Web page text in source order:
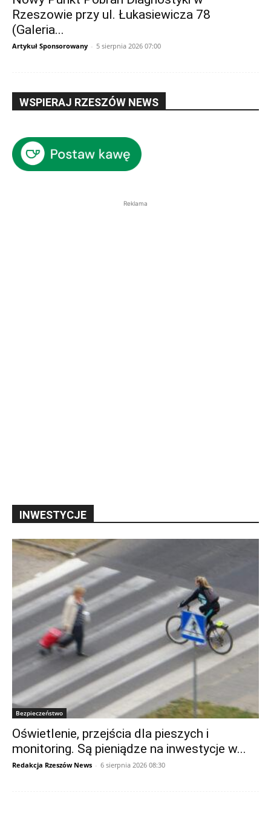
Rzeszowie przy ul. Łukasiewicza 78
(Galeria...
Artykuł Sponsorowany - 5 sierpnia 2026 07:00
WSPIERAJ RZESZÓW NEWS
Reklama
INWESTYCJE
Bezpieczeństwo
Oświetlenie, przejścia dla pieszych i
monitoring. Są pieniądze na inwestycje w...
Redakcja Rzeszów News - 6 sierpnia 2026 08:30